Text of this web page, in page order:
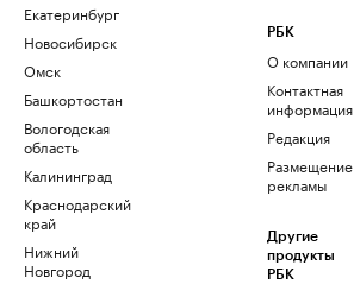
Екатеринбург
Новосибирск
Омск
Башкортостан
Вологодская
область
Калининград
Краснодарский
край
Нижний
Новгород
РБК
О компании
Контактная
информация
Редакция
Размещение
рекламы
Другие
продукты
РБК